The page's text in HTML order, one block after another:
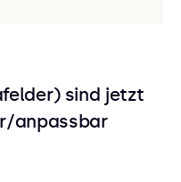
sind jetzt
anpassbar